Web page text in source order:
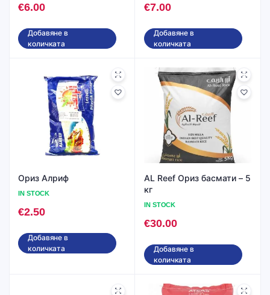
€6.00
Добавяне в
количката
€7.00
Добавяне в
количката
Ориз Алриф
IN STOCK
€2.50
Добавяне в
количката
AL Reef Ориз басмати – 5
кг
IN STOCK
€30.00
Добавяне в
количката